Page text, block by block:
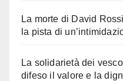
La morte di David
la pista di
La solidarietà dei
difeso il valore e la